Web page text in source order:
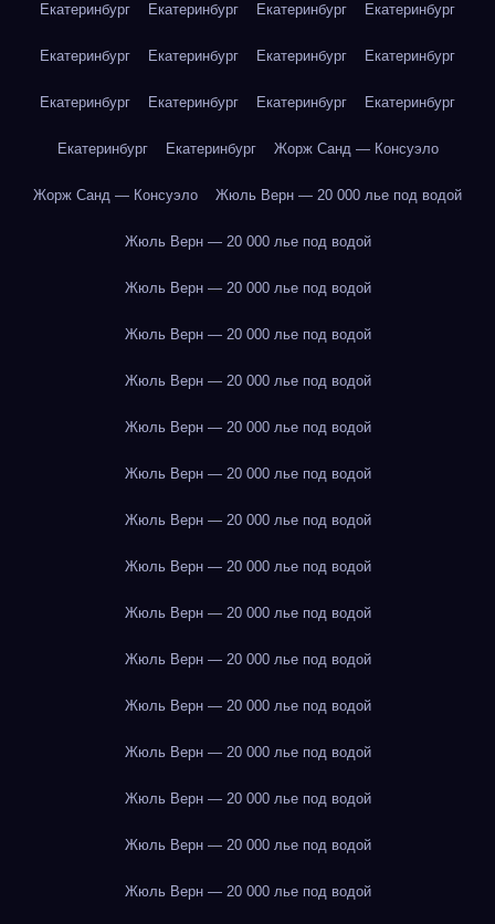
Екатеринбург Екатеринбург Екатеринбург Екатеринбург
Екатеринбург Екатеринбург Екатеринбург Екатеринбург
Екатеринбург Екатеринбург Екатеринбург Екатеринбург
Екатеринбург Екатеринбург Жорж Санд — Консуэло
Жорж Санд — Консуэло Жюль Верн — 20 000 лье под водой
Жюль Верн — 20 000 лье под водой
Жюль Верн — 20 000 лье под водой
Жюль Верн — 20 000 лье под водой
Жюль Верн — 20 000 лье под водой
Жюль Верн — 20 000 лье под водой
Жюль Верн — 20 000 лье под водой
Жюль Верн — 20 000 лье под водой
Жюль Верн — 20 000 лье под водой
Жюль Верн — 20 000 лье под водой
Жюль Верн — 20 000 лье под водой
Жюль Верн — 20 000 лье под водой
Жюль Верн — 20 000 лье под водой
Жюль Верн — 20 000 лье под водой
Жюль Верн — 20 000 лье под водой
Жюль Верн — 20 000 лье под водой